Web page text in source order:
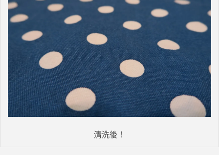
清洗後！